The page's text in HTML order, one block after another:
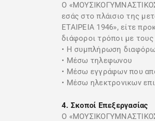
Ο
εσάς στο πλάισιο της
ΕΤΑΙΡΕΙΑ 1946», είτε
διάφοροι τρόποι με
• Η συμπλήρωση
• Μέσω τηλεφωνου
• Μέσω εγγράφων που
• Μέσω ηλεκτρονικων
4. Σκοποί Επεξεργασίας
Ο